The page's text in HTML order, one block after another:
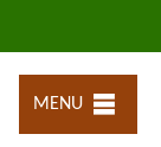
MENU